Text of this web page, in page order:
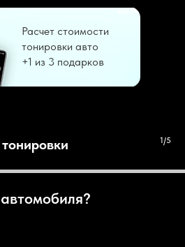
Расчет стоимости
тонировки авто
+1 из 3 подарков
1/5